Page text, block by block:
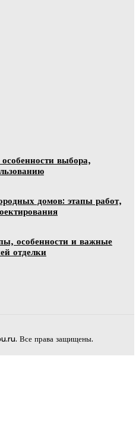
выбора,
домов: этапы работ,
особенности и важные
отделки
Все права защищены.